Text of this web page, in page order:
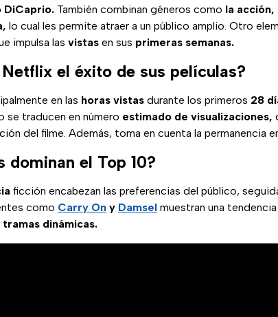
DiCaprio. También combinan géneros como la
lo cual les permite atraer a un público amplio. Otro
impulsa las vistas en sus primeras semanas.
el éxito de sus películas?
en las horas vistas durante los primeros 28
se traducen en número estimado de visualizaciones,
del filme. Además, toma en cuenta la permanencia
dominan el Top 10?
ficción encabezan las preferencias del público,
como Carry On y Damsel muestran una
dinámicas.